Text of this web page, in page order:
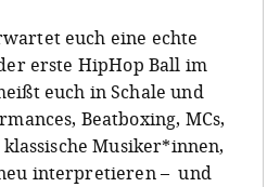
euch eine echte
erste HipHop Ball im
euch in Schale und
Beatboxing, MCs,
Musiker*innen,
interpretieren – und